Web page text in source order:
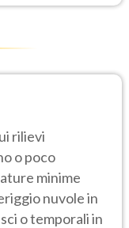
rilievi
o poco
minime
nuvole in
o temporali in